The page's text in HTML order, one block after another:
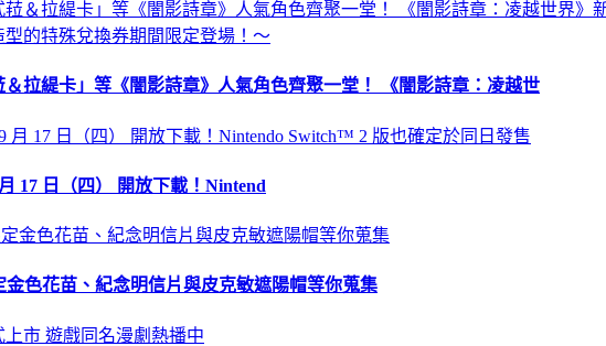
＆拉緹卡」等《闇影詩章》人氣角色齊聚一堂！ 《闇影詩章：凌越世
17 日（四） 開放下載！Nintend
金色花苗、紀念明信片與皮克敏遮陽帽等你蒐集